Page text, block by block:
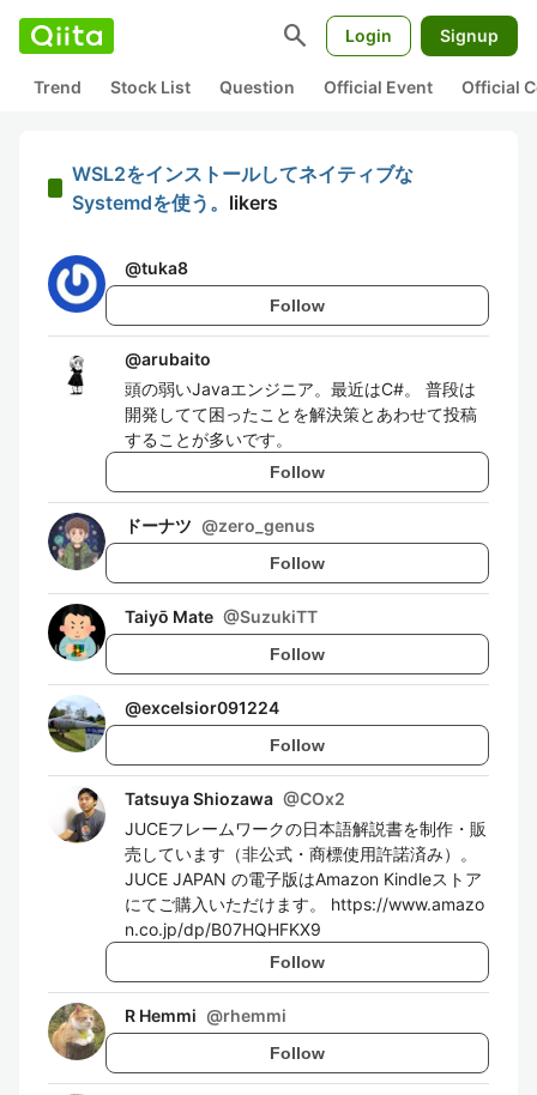
search Login Signup
Trend Stock List Question Official Event Official
WSL2をインストールしてネイティブな
Systemdを使う。 likers
@tuka8
Follow
@arubaito
頭の弱いJavaエンジニア。最近はC#。 普段は
開発してて困ったことを解決策とあわせて投稿
することが多いです。
Follow
ドーナツ @zero_genus
Follow
Taiyō Mate @SuzukiTT
Follow
@excelsior091224
Follow
Tatsuya Shiozawa @COx2
JUCEフレームワークの日本語解説書を制作・販
売しています（非公式・商標使用許諾済み）。
JUCE JAPAN の電子版はAmazon Kindleストア
にてご購入いただけます。 https://www.amazo
n.co.jp/dp/B07HQHFKX9
Follow
R Hemmi @rhemmi
Follow